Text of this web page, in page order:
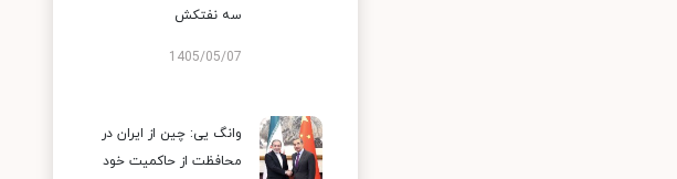
سه نفتکش
1405/05/07
وانگ یی: چین از ایران در
محافظت از حاکمیت خود